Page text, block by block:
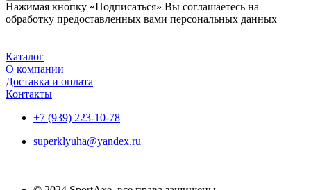
Нажимая кнопку «Подписаться» Вы соглашаетесь на
обработку предоставленных вами персональных данных
Каталог
О компании
Доставка и оплата
Контакты
+7 (939) 223-10-78
superklyuha@yandex.ru